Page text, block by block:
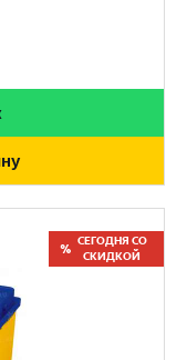
СЕГОДНЯ СО
СКИДКОЙ